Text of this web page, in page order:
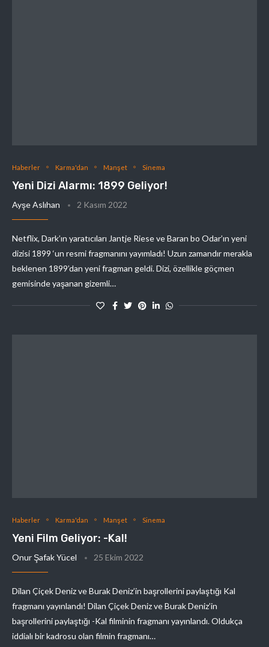
Haberler Karma'dan Manşet Sinema
Yeni Dizi Alarmı: 1899 Geliyor!
Ayşe Aslıhan 2 Kasım 2022
Netflix, Dark’ın yaratıcıları Jantje Riese ve Baran bo Odar’ın yeni
dizisi 1899 ‘un resmi fragmanını yayımladı! Uzun zamandır merakla
beklenen 1899’dan yeni fragman geldi. Dizi, özellikle göçmen
gemisinde yaşanan gizemli…
Haberler Karma'dan Manşet Sinema
Yeni Film Geliyor: -Kal!
Onur Şafak Yücel 25 Ekim 2022
Dilan Çiçek Deniz ve Burak Deniz’in başrollerini paylaştığı Kal
fragmanı yayınlandı! Dilan Çiçek Deniz ve Burak Deniz’in
başrollerini paylaştığı -Kal filminin fragmanı yayınlandı. Oldukça
iddialı bir kadrosu olan filmin fragmanı…